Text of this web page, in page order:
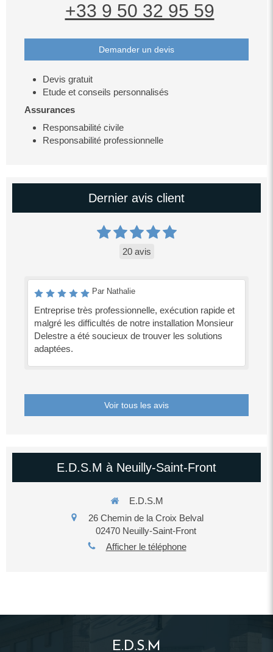
+33 9 50 32 95 59
Demander un devis
Devis gratuit
Etude et conseils personnalisés
Assurances
Responsabilité civile
Responsabilité professionnelle
Dernier avis client
20 avis
Par Nathalie
Entreprise très professionnelle, exécution rapide et
malgré les difficultés de notre installation Monsieur
Delestre a été soucieux de trouver les solutions
adaptées.
Voir tous les avis
E.D.S.M à Neuilly-Saint-Front
E.D.S.M
26 Chemin de la Croix Belval
02470 Neuilly-Saint-Front
Afficher le téléphone
E.D.S.M